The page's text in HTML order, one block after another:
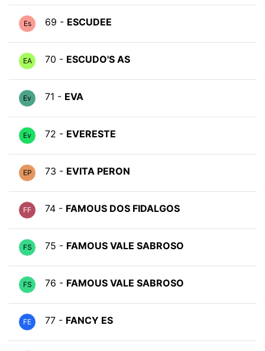
Es 69 - ESCUDEE
EA 70 - ESCUDO'S AS
Ev 71 - EVA
Ev 72 - EVERESTE
EP 73 - EVITA PERON
FF 74 - FAMOUS DOS FIDALGOS
FS 75 - FAMOUS VALE SABROSO
FS 76 - FAMOUS VALE SABROSO
FE 77 - FANCY ES